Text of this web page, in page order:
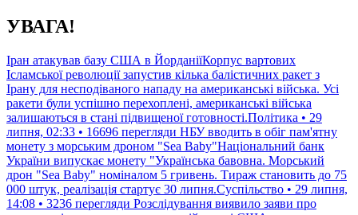
Перейти
до
УВАГА!
Іран атакував базу США в ЙорданіїКорпус вартових
Ісламської революції запустив кілька балістичних ракет з
Ірану для несподіваного нападу на американські війська. Усі
ракети були успішно перехоплені, американські війська
залишаються в стані підвищеної готовності.Політика • 29
липня, 02:33 • 16696 перегляди НБУ вводить в обіг пам'ятну
монету з морським дроном "Sea Baby"Національний банк
України випускає монету "Українська бавовна. Морський
дрон "Sea Baby" номіналом 5 гривень. Тираж становить до 75
000 штук, реалізація стартує 30 липня.Суспільство • 29 липня,
14:08 • 3236 перегляди Розслідування виявило заяви про